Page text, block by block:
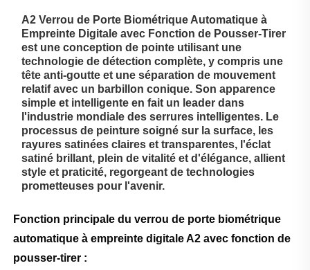
A2 Verrou de Porte Biométrique Automatique à
Empreinte Digitale avec Fonction de Pousser-Tirer
est une conception de pointe utilisant une
technologie de détection complète, y compris une
tête anti-goutte et une séparation de mouvement
relatif avec un barbillon conique. Son apparence
simple et intelligente en fait un leader dans
l'industrie mondiale des serrures intelligentes. Le
processus de peinture soigné sur la surface, les
rayures satinées claires et transparentes, l'éclat
satiné brillant, plein de vitalité et d'élégance, allient
style et praticité, regorgeant de technologies
prometteuses pour l'avenir.
Fonction principale du verrou de porte biométrique
automatique à empreinte digitale A2 avec fonction de
pousser-tirer :